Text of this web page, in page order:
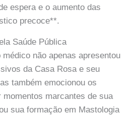
espera e o aumento das
precoce**.
Saúde Pública
não apenas apresentou
da Casa Rosa e seu
também emocionou os
momentos marcantes de sua
sua formação em Mastologia